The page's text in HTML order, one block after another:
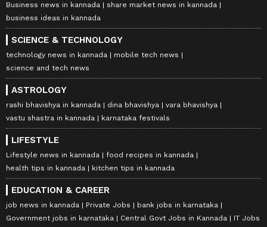
Business news in kannada
share market news in kannada
business ideas in kannada
SCIENCE & TECHNOLOGY
technology news in kannada
mobile tech news
science and tech news
ASTROLOGY
rashi bhavishya in kannada dina bhavishya
vara bhavishya
vastu shastra in kannada
karnataka festivals
LIFESTYLE
Lifestyle news in kannada
food recipes in kannada
health tips in kannada
kitchen tips in kannada
EDUCATION & CAREER
job news in kannada Private Jobs
bank jobs in karnataka
Government jobs in karnataka
Central Govt Jobs in Kannada IT Jobs